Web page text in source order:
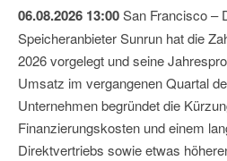
06.08.2026 13:00San Francisco –
Speicheranbieter Sunrun hat die
2026 vorgelegt und seine
Umsatz im vergangenen Quartal
Unternehmen begründet die
Finanzierungskosten und einem
Direktvertriebs sowie etwas